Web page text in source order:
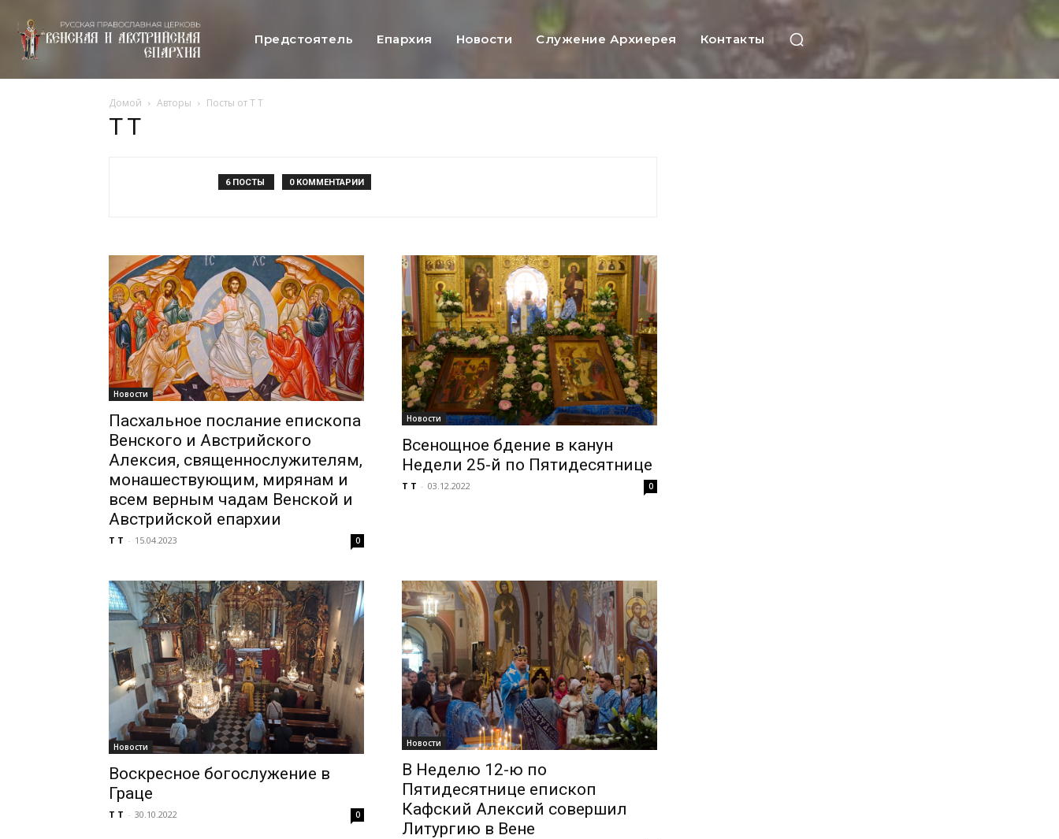
Предстоятель Епархия Новости Служение Архиерея Контакты
Домой Авторы Посты от T T
T T
6 ПОСТЫ 0 КОММЕНТАРИИ
Новости
Пасхальное послание епископа
Венского и Австрийского
Алексия, священнослужителям,
монашествующим, мирянам и
всем верным чадам Венской и
Австрийской епархии
T T - 15.04.2023 0
Новости
Всенощное бдение в канун
Недели 25-й по Пятидесятнице
T T - 03.12.2022 0
Новости
Воскресное богослужение в
Граце
T T - 30.10.2022 0
Новости
В Неделю 12-ю по
Пятидесятнице епископ
Кафский Алексий совершил
Литургию в Вене